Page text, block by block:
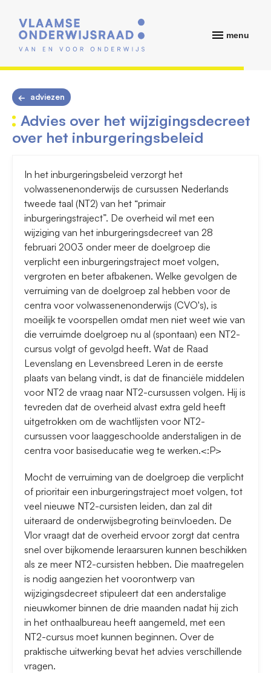
menu
adviezen
Advies over het wijzigingsdecreet
over het inburgeringsbeleid
In het inburgeringsbeleid verzorgt het
volwassenenonderwijs de cursussen Nederlands
tweede taal (NT2) van het “primair
inburgeringstraject”. De overheid wil met een
wijziging van het inburgeringsdecreet van 28
februari 2003 onder meer de doelgroep die
verplicht een inburgeringstraject moet volgen,
vergroten en beter afbakenen. Welke gevolgen de
verruiming van de doelgroep zal hebben voor de
centra voor volwassenenonderwijs (CVO's), is
moeilijk te voorspellen omdat men niet weet wie van
die verruimde doelgroep nu al (spontaan) een NT2-
cursus volgt of gevolgd heeft. Wat de Raad
Levenslang en Levensbreed Leren in de eerste
plaats van belang vindt, is dat de financiële middelen
voor NT2 de vraag naar NT2-cursussen volgen. Hij is
tevreden dat de overheid alvast extra geld heeft
uitgetrokken om de wachtlijsten voor NT2-
cursussen voor laaggeschoolde anderstaligen in de
centra voor basiseducatie weg te werken.<:P>
Mocht de verruiming van de doelgroep die verplicht
of prioritair een inburgeringstraject moet volgen, tot
veel nieuwe NT2-cursisten leiden, dan zal dit
uiteraard de onderwijsbegroting beïnvloeden. De
Vlor vraagt dat de overheid ervoor zorgt dat centra
snel over bijkomende leraarsuren kunnen beschikken
als ze meer NT2-cursisten hebben. Die maatregelen
is nodig aangezien het voorontwerp van
wijzigingsdecreet stipuleert dat een anderstalige
nieuwkomer binnen de drie maanden nadat hij zich
in het onthaalbureau heeft aangemeld, met een
NT2-cursus moet kunnen beginnen. Over de
praktische uitwerking bevat het advies verschillende
vragen.